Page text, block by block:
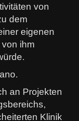
von
dem
eigenen
ihm
an Projekten
Klinik